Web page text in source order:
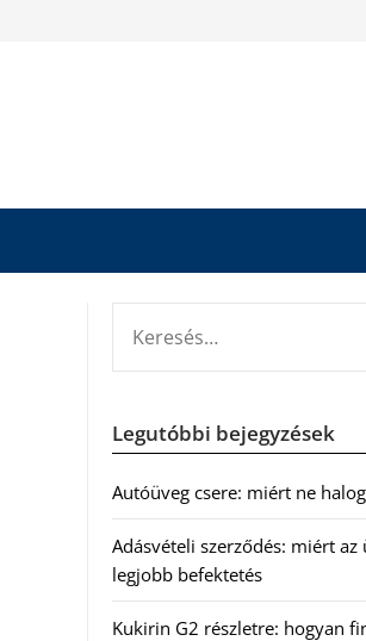
Legutóbbi bejegyzések
Autóüveg csere: miért ne
Adásvételi szerződés: miért az
legjobb befektetés
Kukirin G2 részletre: hogyan